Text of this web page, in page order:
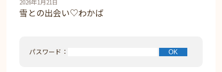
2026年1月21日
雪との出会い♡わかば
パスワード：